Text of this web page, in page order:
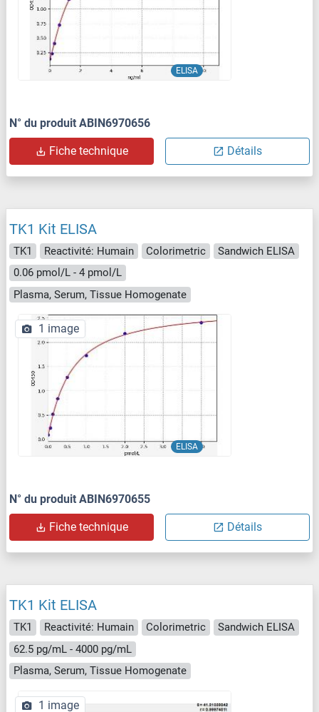
ELISA
N° du produit ABIN6970656
Fiche technique Détails
TK1 Kit ELISA
TK1 Reactivité: Humain Colorimetric
Sandwich ELISA
0.06 pmol/L - 4 pmol/L
Plasma, Serum, Tissue Homogenate
ELISA
1 image
N° du produit ABIN6970655
Fiche technique Détails
TK1 Kit ELISA
TK1 Reactivité: Humain Colorimetric
Sandwich ELISA
62.5 pg/mL - 4000 pg/mL
Plasma, Serum, Tissue Homogenate
1 image